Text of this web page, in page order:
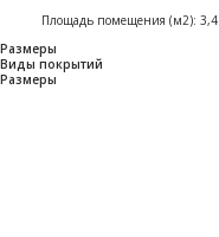
Площадь помещения (м2): 3,4
Размеры
Виды покрытий
Размеры